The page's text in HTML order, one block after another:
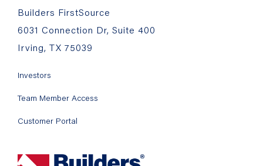
Builders FirstSource
6031 Connection Dr, Suite 400
Irving, TX 75039
Investors
Team Member Access
Customer Portal